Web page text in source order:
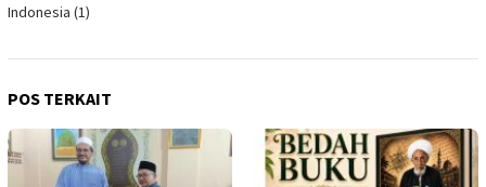
Indonesia (1)
POS TERKAIT